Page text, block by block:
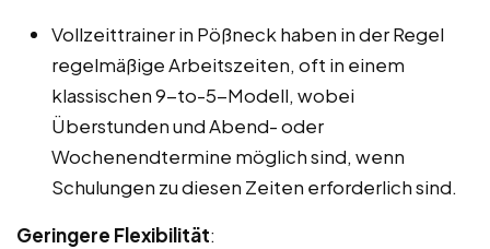
Vollzeittrainer in Pößneck haben in der Regel
regelmäßige Arbeitszeiten, oft in einem
klassischen 9-to-5-Modell, wobei
Überstunden und Abend- oder
Wochenendtermine möglich sind, wenn
Schulungen zu diesen Zeiten erforderlich sind.
Geringere Flexibilität: